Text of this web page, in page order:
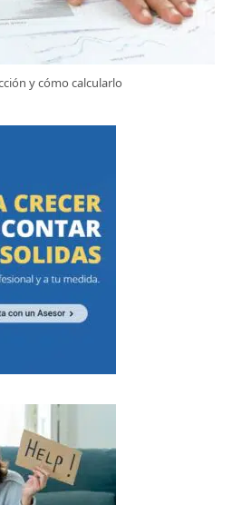
y cómo calcularlo